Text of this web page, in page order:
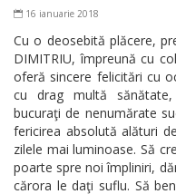
16 ianuarie 2018
Cu o deosebită plăcere,
DIMITRIU, împreună cu
oferă sincere felicitări cu
cu drag multă
bucuraţi de nenumărate
fericirea absolută alături
zilele mai luminoase. Să
poarte spre noi împliniri,
cărora le daţi suflu. Să